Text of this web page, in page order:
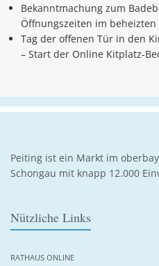
Bekanntmachung zum
Öffnungszeiten im
Tag der offenen Tür in den
– Start der Online Kitplatz-
Peiting ist ein Markt im
Schongau mit knapp 12.000
Nützliche Links
RATHAUS ONLINE